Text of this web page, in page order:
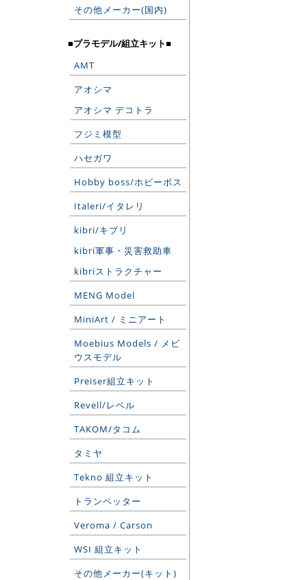
その他メーカー(国内)
■プラモデル/組立キット■
AMT
アオシマ
アオシマ デコトラ
フジミ模型
ハセガワ
Hobby boss/ホビーボス
Italeri/イタレリ
kibri/キブリ
kibri軍事・災害救助車
kibriストラクチャー
MENG Model
MiniArt / ミニアート
Moebius Models / メビ
ウスモデル
Preiser組立キット
Revell/レベル
TAKOM/タコム
タミヤ
Tekno 組立キット
トランペッター
Veroma / Carson
WSI 組立キット
その他メーカー(キット)